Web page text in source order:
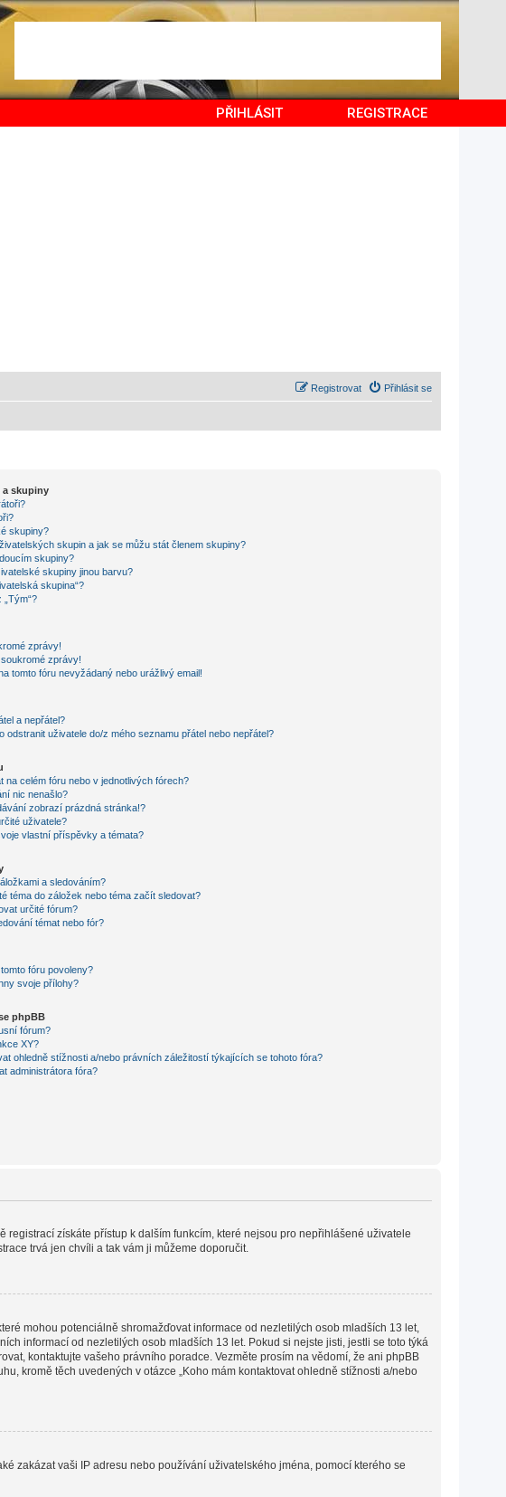
PŘIHLÁSIT REGISTRACE
Přihlásit se
Registrovat
a skupiny
skupiny?
skupin a jak se můžu stát členem skupiny?
skupiny?
skupiny jinou barvu?
skupina“?
zprávy!
zprávy!
tomto fóru nevyžádaný nebo urážlivý email!
a nepřátel?
odstranit uživatele do/z mého seznamu přátel nebo nepřátel?
na celém fóru nebo v jednotlivých fórech?
nic nenašlo?
zobrazí prázdná stránka!?
uživatele?
vlastní příspěvky a témata?
a sledováním?
téma do záložek nebo téma začít sledovat?
určité fórum?
témat nebo fór?
fóru povoleny?
svoje přílohy?
phpBB
fórum?
XY?
ohledně stížnosti a/nebo právních záležitostí týkajících se tohoto fóra?
administrátora fóra?
získáte přístup k dalším funkcím, které nejsou pro nepřihlášené uživatele
trvá jen chvíli a tak vám ji můžeme doporučit.
mohou potenciálně shromažďovat informace od nezletilých osob mladších 13 let,
informací od nezletilých osob mladších 13 let. Pokud si nejste jisti, jestli se toto týká
kontaktujte vašeho právního poradce. Vezměte prosím na vědomí, že ani phpBB
kromě těch uvedených v otázce „Koho mám kontaktovat ohledně stížnosti a/nebo
zakázat vaši IP adresu nebo používání uživatelského jména, pomocí kterého se